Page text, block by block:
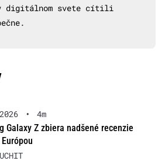
digitálnom svete cítili
•
4m
Galaxy Z zbiera nadšené recenzie